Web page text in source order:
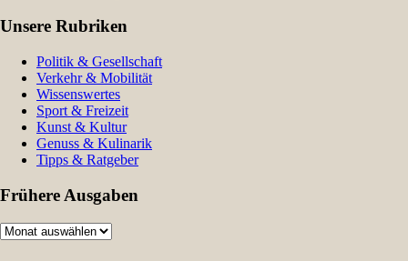
Unsere Rubriken
Politik & Gesellschaft
Verkehr & Mobilität
Wissenswertes
Sport & Freizeit
Kunst & Kultur
Genuss & Kulinarik
Tipps & Ratgeber
Frühere Ausgaben
Frühere